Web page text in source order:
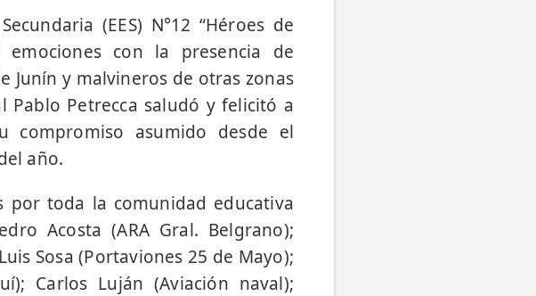
(EES) N°12 “Héroes de
con la presencia de
Junín y malvineros de otras zonas
Petrecca saludó y felicitó a
compromiso asumido desde el
año.
por toda la comunidad educativa
Acosta (ARA Gral. Belgrano);
Sosa (Portaviones 25 de Mayo);
Carlos Luján (Aviación naval);